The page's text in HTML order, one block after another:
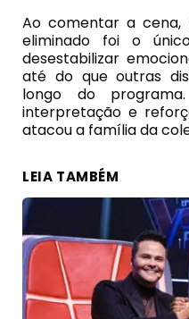
Ao comentar a cena,
eliminado foi o
desestabilizar
até do que outras
longo do
interpretação e
atacou a família da
LEIA TAMBÉM